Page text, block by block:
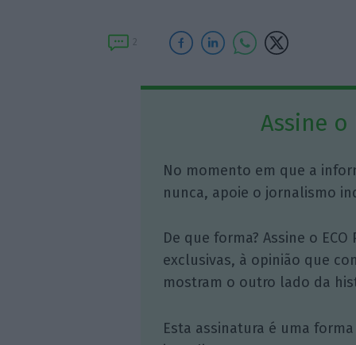
2
Assine o
No momento em que a
nunca, apoie o jornalismo
De que forma? Assine o
exclusivas, à opinião que
mostram o outro lado da
Esta assinatura é uma